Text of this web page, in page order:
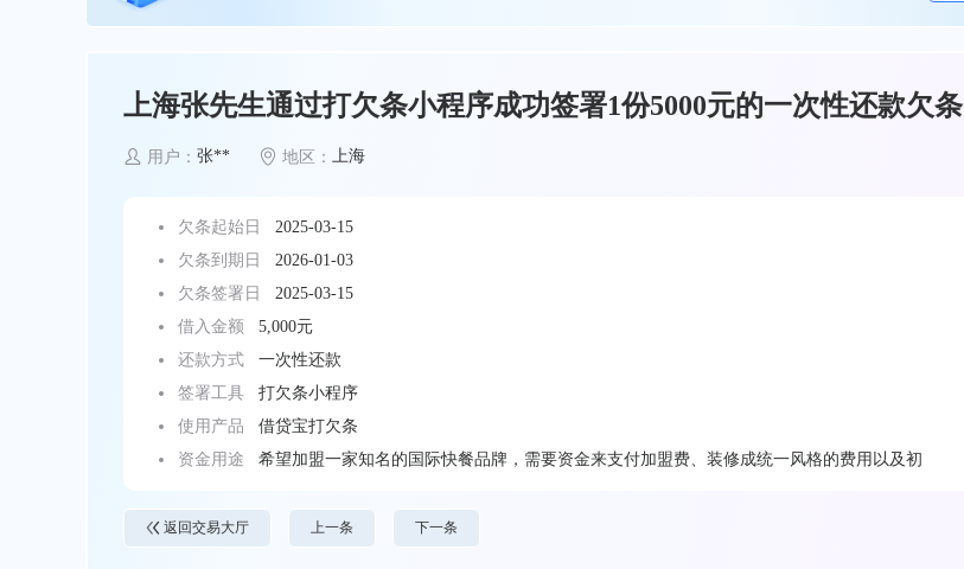
上海张先生通过打欠条小程序成功签署1份5000元的一次性还款欠条
用户： 张** 地区： 上海
欠条起始日
2025-03-15
欠条到期日
2026-01-03
欠条签署日
2025-03-15
借入金额
5,000元
还款方式
一次性还款
签署工具
打欠条小程序
使用产品
借贷宝打欠条
资金用途
希望加盟一家知名的国际快餐品牌，需要资金来支付加盟费、装修成统一风格的费用以及初
返回交易大厅 上一条 下一条